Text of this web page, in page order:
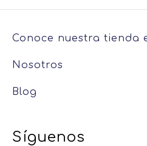
Conoce nuestra tienda
Nosotros
Blog
Síguenos